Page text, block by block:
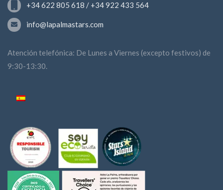
+34 622 805 618 / +34 922 433 564
info@lapalmastars.com
Atención telefónica: De Lunes a Viernes (excepto festivos) de
9:30-13:30.